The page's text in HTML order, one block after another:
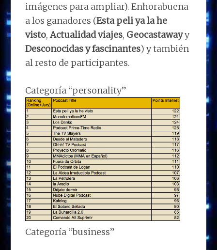
imágenes para ampliar). Enhorabuena
a los ganadores (Esta peli ya la he
visto,Actualidad viajes, Geocastawayy
Desconocidas y fascinantes) y también
al resto de participantes.
Categoría “personality”
Categoría “business”